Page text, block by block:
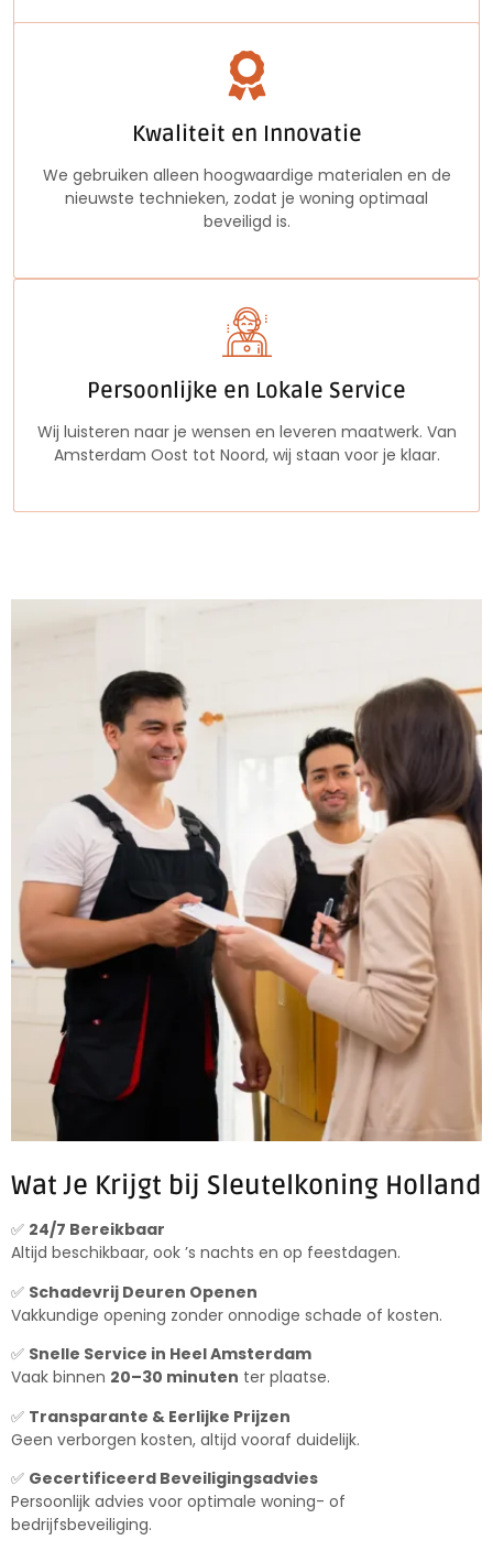
Kwaliteit en Innovatie
We gebruiken alleen hoogwaardige materialen en de
nieuwste technieken, zodat je woning optimaal
beveiligd is.
Persoonlijke en Lokale Service
Wij luisteren naar je wensen en leveren maatwerk. Van
Amsterdam Oost tot Noord, wij staan voor je klaar.
Wat Je Krijgt bij Sleutelkoning Holland
✅ 24/7 Bereikbaar
Altijd beschikbaar, ook ’s nachts en op feestdagen.
✅ Schadevrij Deuren Openen
Vakkundige opening zonder onnodige schade of kosten.
✅ Snelle Service in Heel Amsterdam
Vaak binnen 20–30 minuten ter plaatse.
✅ Transparante & Eerlijke Prijzen
Geen verborgen kosten, altijd vooraf duidelijk.
✅ Gecertificeerd Beveiligingsadvies
Persoonlijk advies voor optimale woning- of
bedrijfsbeveiliging.